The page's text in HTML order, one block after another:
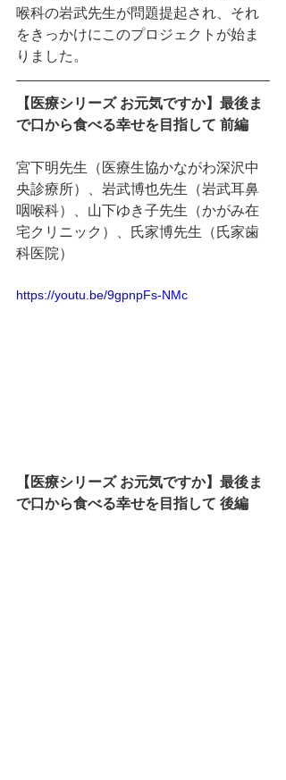
喉科の岩武先生が問題提起され、それ
をきっかけにこのプロジェクトが始ま
りました。
【医療シリーズ お元気ですか】最後ま
で口から食べる幸せを目指して 前編
宮下明先生（医療生協かながわ深沢中
央診療所）、岩武博也先生（岩武耳鼻
咽喉科）、山下ゆき子先生（かがみ在
宅クリニック）、氏家博先生（氏家歯
科医院）
https://youtu.be/9gpnpFs-NMc
【医療シリーズ お元気ですか】最後ま
で口から食べる幸せを目指して 後編